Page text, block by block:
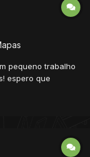
pequeno trabalho
espero que
versao é 8.60